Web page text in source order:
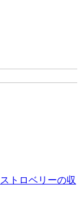
トロベリーの収